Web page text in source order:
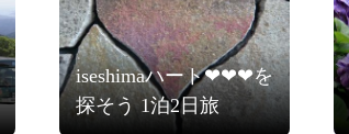
iseshimaハート❤❤❤を
探そう 1泊2日旅